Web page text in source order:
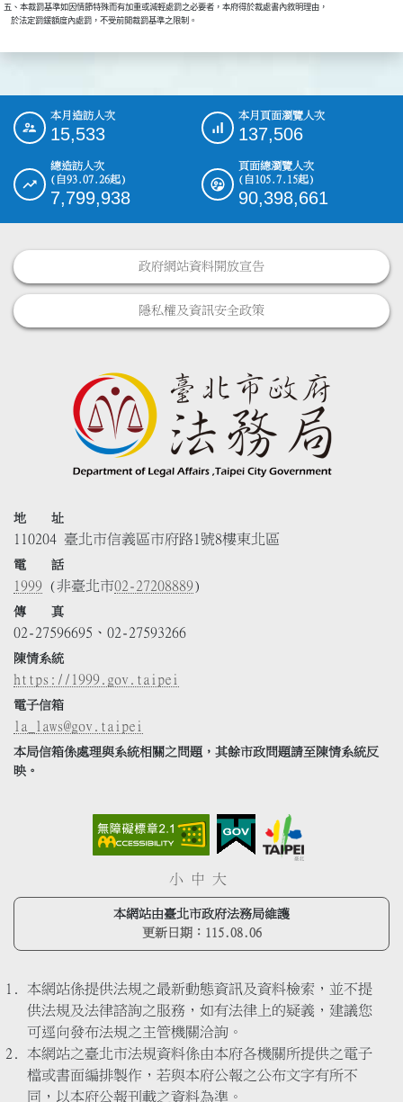
五、本裁罰基準如因情節特殊而有加重或減輕處罰之必要者，本府得於裁處書內敘明理由，
    於法定罰鍰額度內處罰，不受前開裁罰基準之限制。
::: 本月造訪人次
15,533
本月頁面瀏覽人次
137,506
總造訪人次
(自93.07.26起)
7,799,938
頁面總瀏覽人次
(自105.7.15起)
90,398,661
政府網站資料開放宣告
隱私權及資訊安全政策
地 址
110204 臺北市信義區市府路1號8樓東北區
電 話
1999 (非臺北市02-27208889)
傳 真
02-27596695、02-27593266
陳情系統
https://1999.gov.taipei
電子信箱
la_laws@gov.taipei
本局信箱係處理與系統相關之問題，其餘市政問題請至陳情系統反
映。
小 中 大
本網站由臺北市政府法務局維護
更新日期： 115.08.06
本網站係提供法規之最新動態資訊及資料檢索，並不提
供法規及法律諮詢之服務，如有法律上的疑義，建議您
可逕向發布法規之主管機關洽詢。
本網站之臺北市法規資料係由本府各機關所提供之電子
檔或書面編排製作，若與本府公報之公布文字有所不
同，以本府公報刊載之資料為準。